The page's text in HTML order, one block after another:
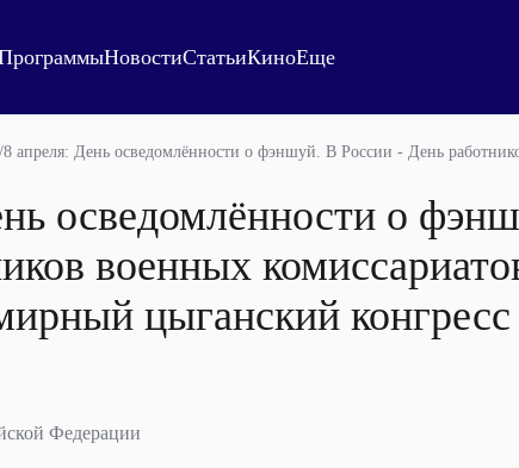
НовостиСтатьиКиноЕще
/8 апреля: День осведомлённости о фэншуй. В России - День
осведомлённости о
военных
цыганский конгресс
Федерации